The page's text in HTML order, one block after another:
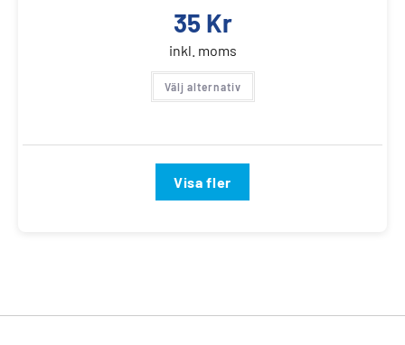
35 Kr
inkl. moms
Välj alternativ
Visa fler